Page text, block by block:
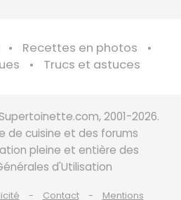
Recettes en photos
Trucs et astuces
2001-2026.
de cuisine et des forums
pleine et entière des
d'Utilisation
Contact Mentions